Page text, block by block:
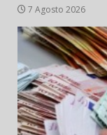
7 Agosto 2026